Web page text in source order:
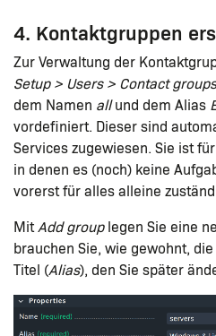
4. Kontaktgruppen
Zur Verwaltung der
Setup > Users > Contact groups
dem Namen allund dem Alias
vordefiniert. Dieser sind
Services zugewiesen. Sie ist
in denen es (noch) keine
vorerst für alles alleine
Mit Add grouplegen Sie eine
brauchen Sie, wie gewohnt,
Titel (Alias), den Sie später